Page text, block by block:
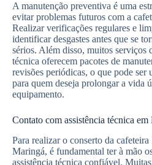
A manutenção preventiva é uma
evitar problemas futuros com a
Realizar verificações regulares e
identificar desgastes antes que se
sérios. Além disso, muitos serviços
técnica oferecem pacotes de
revisões periódicas, o que pode ser
para quem deseja prolongar a vida
equipamento.
Contato com assistência técnica em
Para realizar o conserto da
Maringá, é fundamental ter à mão
assistência técnica confiável.